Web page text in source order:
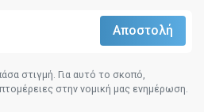
στιγμή. Για αυτό το σκοπό,
στην νομική μας ενημέρωση.